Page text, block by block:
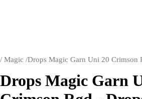
/ Magic /Drops Magic Garn Uni 20 Crimson
Drops Magic Garn